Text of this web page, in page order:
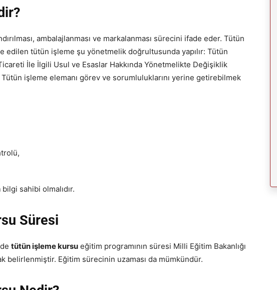
ambalajlanması ve markalanması sürecini ifade eder. Tütün
edilen tütün işleme şu yönetmelik doğrultusunda yapılır: Tütün
İle İlgili Usul ve Esaslar Hakkında Yönetmelikte Değişiklik
Tütün işleme elemanı görev ve sorumluluklarını yerine getirebilmek
sahibi olmalıdır.
Süresi
tütün işleme kursu eğitim programının süresi Milli Eğitim Bakanlığı
belirlenmiştir. Eğitim sürecinin uzaması da mümkündür.